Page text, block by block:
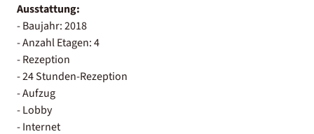
Ausstattung:
- Baujahr: 2018
- Anzahl Etagen: 4
- Rezeption
- 24 Stunden-Rezeption
- Aufzug
- Lobby
- Internet